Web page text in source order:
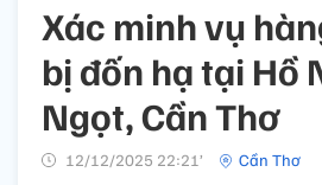
Xác minh vụ
bị đốn hạ tại Hồ
Ngọt, Cần Thơ
12/12/2025 22:21’ Cần Thơ